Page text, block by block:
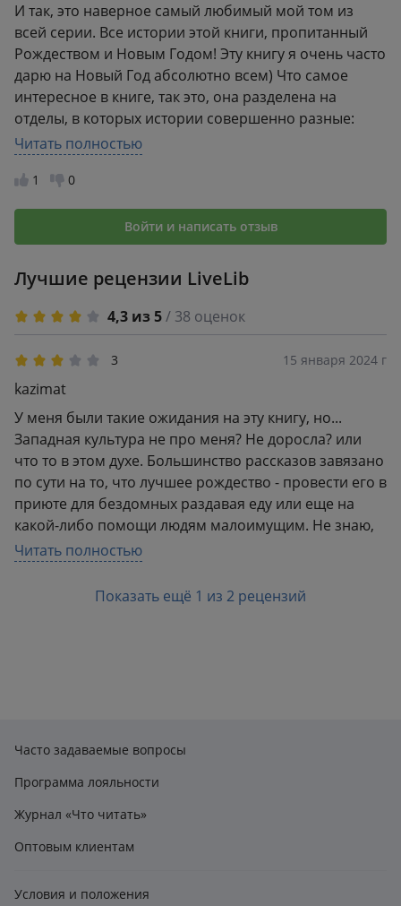
И так, это наверное самый любимый мой том из
всей серии. Все истории этой книги, пропитанный
Рождеством и Новым Годом! Эту книгу я очень часто
дарю на Новый Год абсолютно всем) Что самое
интересное в книге, так это, она разделена на
отделы, в которых истории совершенно разные:
волшебные, грустные, обыкновенные. И вы можете
выбирать какую вам прочитать, в зависимости от
вашего настроения! Так что обязательно
приобретите ее вашу домашнюю библиотеку!
Читать полностью
1 0
Войти и написать отзыв
Лучшие рецензии LiveLib
4,3 из 5/ 38 оценок
3 15 января 2024 г
kazimat
У меня были такие ожидания на эту книгу, но...
Западная культура не про меня? Не доросла? или
что то в этом духе. Большинство рассказов завязано
по сути на то, что лучшее рождество - провести его в
приюте для бездомных раздавая еду или еще на
какой-либо помощи людям малоимущим. Не знаю,
не такого я ожидала. Были, конечно, рассказы,
которые тронули душу, но в целом сборник прошел
мимо. Стоит ли пробовать про новый год? Но для
себя решила, что другие сборники про женщин,
Читать полностью
Показать ещё 1 из 2 рецензий
Часто задаваемые вопросы
Программа лояльности
Журнал «Что читать»
Оптовым клиентам
Условия и положения